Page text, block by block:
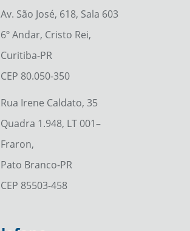
Av. São José, 618, Sala 603
6º Andar, Cristo Rei,
Curitiba-PR
CEP 80.050-350
Rua Irene Caldato, 35
Quadra 1.948, LT 001–
Fraron,
Pato Branco-PR
CEP 85503-458